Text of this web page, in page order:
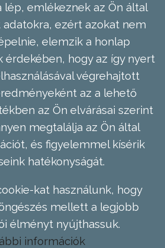
lép, emlékeznek az Ön által
ezért azokat nem
elemzik a honlap
érdekében, hogy az így nyert
végrehajtott
az a lehető
az Ön elvárásai szerint
megtalálja az Ön által
és figyelemmel kísérik
hatékonyságát.
kat használunk, hogy
mellett a legjobb
élményt nyújthassuk.
információk